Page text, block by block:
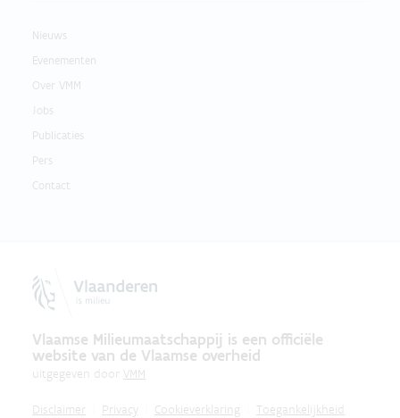
Nieuws
Evenementen
Over VMM
Jobs
Publicaties
Pers
Contact
Vlaamse Milieumaatschappij is een officiële
website van de Vlaamse overheid
uitgegeven door VMM
Disclaimer Privacy Cookieverklaring Toegankelijkheid